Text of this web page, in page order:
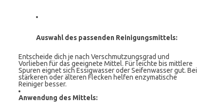
Auswahl des passenden Reinigungsmittels:
Entscheide dich je nach Verschmutzungsgrad und
Vorlieben für das geeignete Mittel. Für leichte bis mittlere
Spuren eignet sich Essigwasser oder Seifenwasser gut. Bei
stärkeren oder älteren Flecken helfen enzymatische
Reiniger besser.
Anwendung des Mittels: